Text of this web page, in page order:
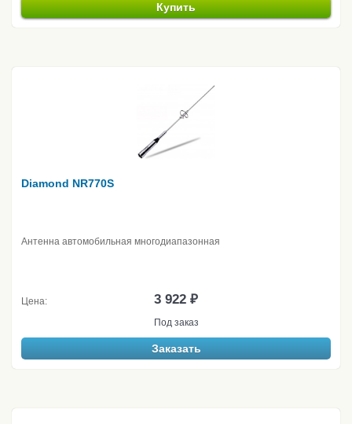
Купить
Diamond NR770S
Антенна автомобильная многодиапазонная
Цена: 3 922 ₽
Под заказ
Заказать